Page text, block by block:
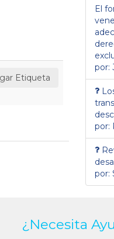
Etiqueta
El
por:
por:
por:
¿Necesita